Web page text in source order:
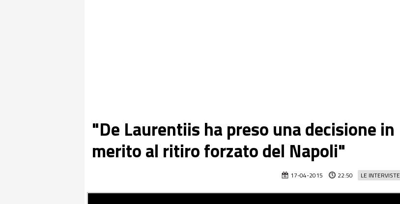
"De Laurentiis ha preso una decisione in
merito al ritiro forzato del Napoli"
LE INTERVISTE
17-04-2015 22:50